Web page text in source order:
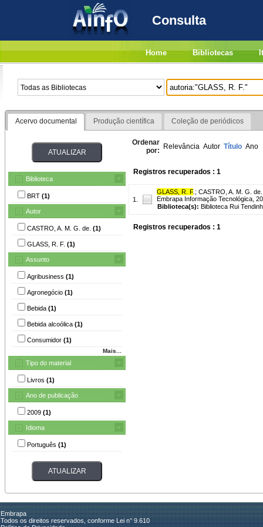
Consulta
Home Bibliotecas
Acervo documental Produção científica Coleção de periódicos
Biblioteca
BRT (1)
Autor
CASTRO, A. M. G. de. (1)
GLASS, R. F. (1)
Assunto
Agribusiness (1)
Agronegócio (1)
Bebida (1)
Bebida alcoólica (1)
Consumidor (1)
Mais...
Tipo do material
Livros (1)
Ano de publicação
2009 (1)
Idioma
Português (1)
Ordenar
por: Relevância Autor Título Ano
Registros recuperados : 1
1.
GLASS, R. F. ; CASTRO, A. M. G. de.
Embrapa Informação Tecnológica,
Biblioteca(s): Biblioteca Rui
Registros recuperados : 1
Embrapa
Todos os direitos reservados, conforme Lei n° 9.610